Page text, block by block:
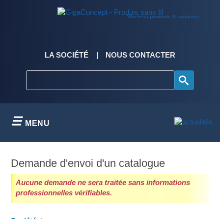
Wireless products & solutions
LA SOCIÉTÉ NOUS CONTACTER
MENU
Demande d'envoi d'un catalogue
Aucune demande ne sera traitée sans informations
professionnelles vérifiables.